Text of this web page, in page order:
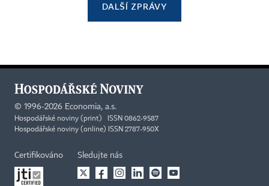
DALŠÍ ZPRÁVY
© 1996-2026 Economia, a.s.
Hospodářské noviny (print) ISSN 0862-9587
Hospodářské noviny (online) ISSN 2787-950X
Certifikováno Sledujte nás